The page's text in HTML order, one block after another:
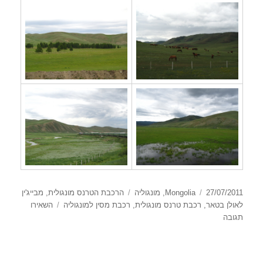
פורסם
בתאריך
27/07/2011 קטגוריות
Mongolia
, מונגוליה תגיות
הרכבת הטרנס מונגולית, מבייג'ין
לאולן בטאר, רכבת טרנס מונגולית, רכבת מסין למונגוליה
השאירו
תגובה